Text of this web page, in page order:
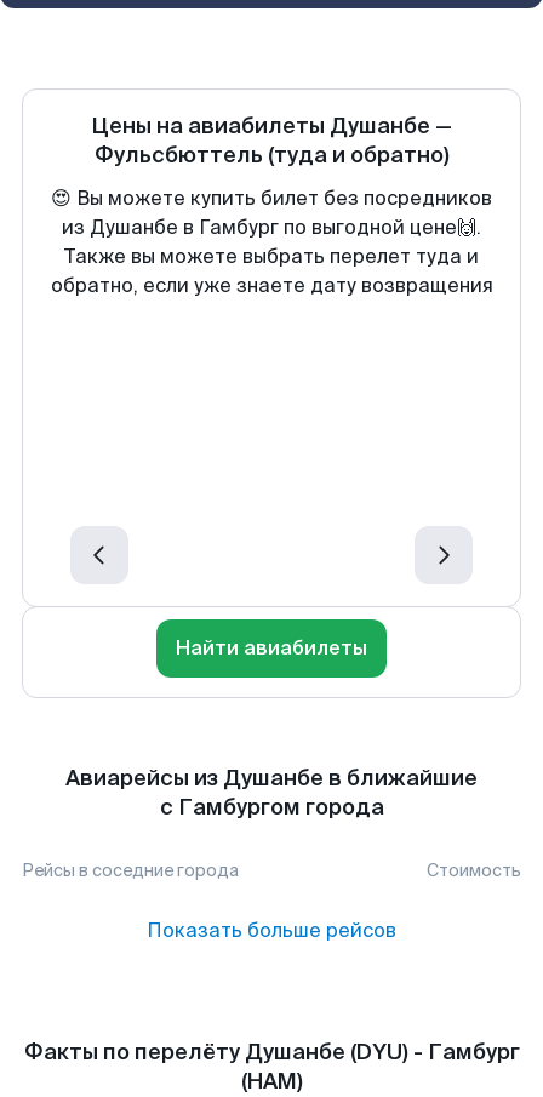
Цены на авиабилеты Душанбе —
Фульсбюттель (туда и обратно)
😍 Вы можете купить билет без посредников
из Душанбе в Гамбург по выгодной цене🙌.
Также вы можете выбрать перелет туда и
обратно, если уже знаете дату возвращения
Найти авиабилеты
Авиарейсы из Душанбе в ближайшие
с Гамбургом города
Рейсы в соседние города Стоимость
Показать больше рейсов
Факты по перелёту Душанбе (DYU) - Гамбург
(HAM)